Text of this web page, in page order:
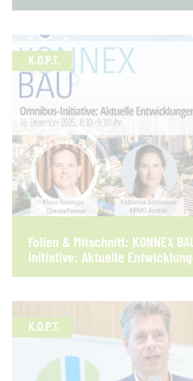
K.O.P.T.
Folien & Mitschnitt: KONNEX
Initiative: Aktuelle
K.O.P.T.